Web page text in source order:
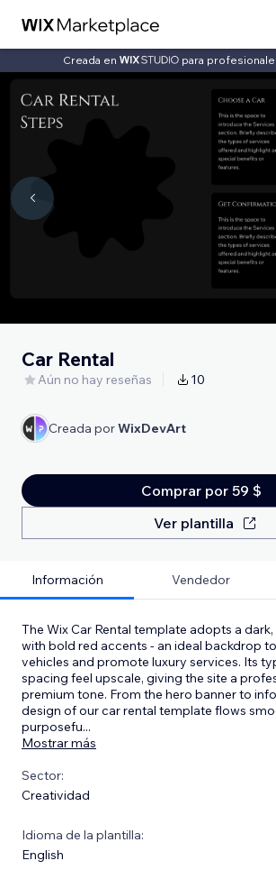
Creada en para
Car Rental
Aún no hay reseñas 10
Creada porWixDevArt
Comprar por 59 $
Ver plantilla
Información Vendedor
The Wix Car Rental template adopts a
with bold red accents - an ideal backdrop
vehicles and promote luxury services. Its
spacing feel upscale, giving the site a
premium tone. From the hero banner to
design of our car rental template flows
purposefu...
Mostrar más
Sector:
Creatividad
Idioma de la plantilla:
English